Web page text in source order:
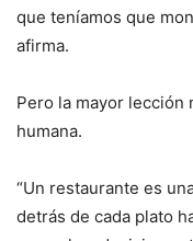
que teníamos que
afirma.
Pero la mayor lección
humana.
“Un restaurante es
detrás de cada plato